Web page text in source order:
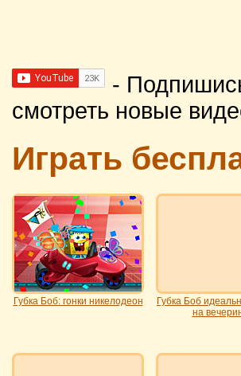
-
смотреть новые
Играть
Губка Боб: гонки никелодеон
Губка Боб
на